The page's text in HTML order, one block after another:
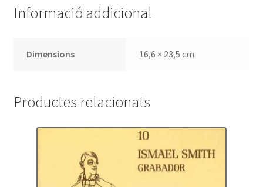
Informació addicional
Dimensions 16,6 × 23,5 cm
Productes relacionats